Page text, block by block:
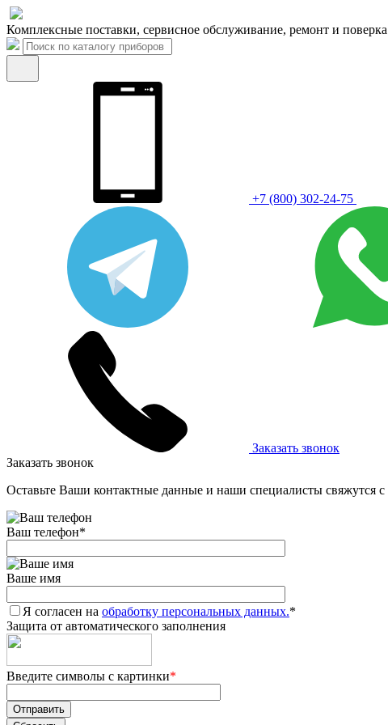
Комплексные поставки, сервисное обслуживание, ремонт и
+7 (800) 302-24-75
Заказать звонок
Заказать звонок
Оставьте Ваши контактные данные и наши специалисты свяжутся
Ваш телефон*
Ваше имя
Я согласен на обработку персональных данных.*
Защита от автоматического заполнения
Введите символы с картинки*